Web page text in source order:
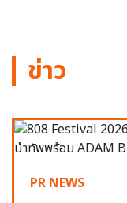
ข่าว
PR NEWS